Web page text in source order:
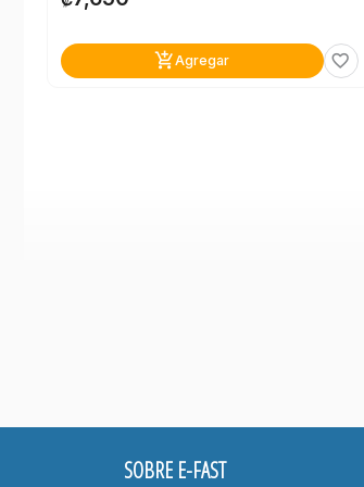
add_shopping_cartAgregar favorite_border
SOBRE E-FAST